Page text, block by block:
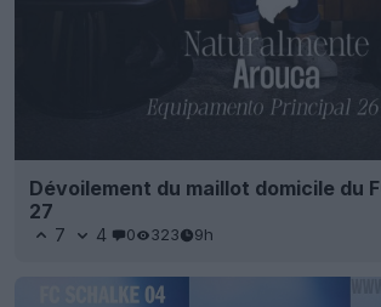
Dévoilement du maillot domicile du
27
7 4 0 323 9h